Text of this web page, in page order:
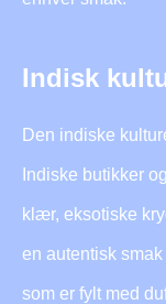
Indisk
Den indiske
Indiske butikker
klær, eksotiske
en autentisk
som er fylt med